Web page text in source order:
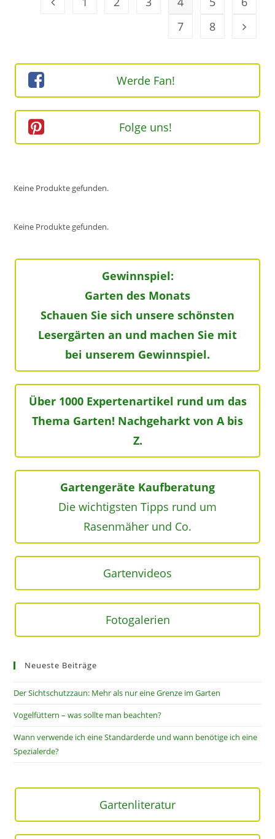
7
8 Geh
Werde Fan!
Folge uns!
Keine Produkte gefunden.
Keine Produkte gefunden.
Gewinnspiel:
Garten des Monats
Schauen Sie sich unsere schönsten
Lesergärten an und machen Sie mit
bei unserem Gewinnspiel.
Über 1000 Expertenartikel rund um das
Thema Garten! Nachgeharkt von A bis
Z.
Gartengeräte Kaufberatung
Die wichtigsten Tipps rund um
Rasenmäher und Co.
Gartenvideos
Fotogalerien
Neueste Beiträge
Der Sichtschutzzaun: Mehr als nur eine Grenze im Garten
Vogelfüttern – was sollte man beachten?
Wann verwende ich eine Standarderde und wann benötige ich eine
Spezialerde?
Gartenliteratur